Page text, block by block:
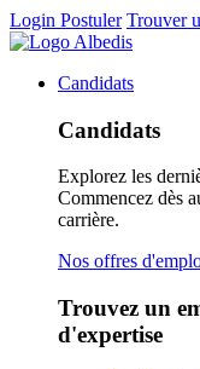
Login Postuler Trouver
Candidats
Candidats
Explorez les
Commencez dès
carrière.
Nos offres
Trouvez un
d'expertise